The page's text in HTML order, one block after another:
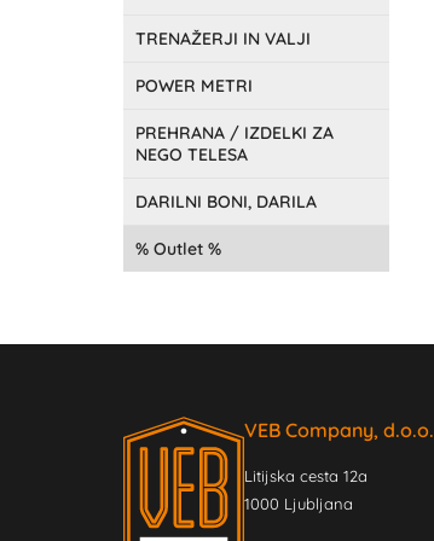
TRENAŽERJI IN VALJI
POWER METRI
PREHRANA / IZDELKI ZA
NEGO TELESA
DARILNI BONI, DARILA
Outlet
VEB Company, d.o.o.
Litijska cesta 12a
1000 Ljubljana